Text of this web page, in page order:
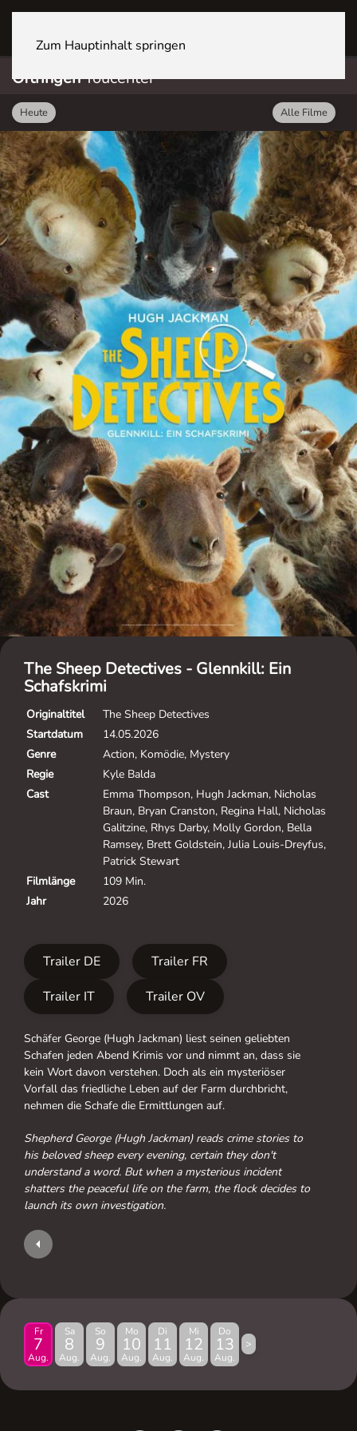
Zum Hauptinhalt springen
OftringenYoucenter
Heute Alle Filme
The Sheep Detectives - Glennkill: Ein
Schafskrimi
Originaltitel
The Sheep Detectives
Startdatum
14.05.2026
Genre
Action, Komödie, Mystery
Regie
Kyle Balda
Cast
Emma Thompson, Hugh Jackman, Nicholas
Braun, Bryan Cranston, Regina Hall, Nicholas
Galitzine, Rhys Darby, Molly Gordon, Bella
Ramsey, Brett Goldstein, Julia Louis-Dreyfus,
Patrick Stewart
Filmlänge
109 Min.
Jahr
2026
Trailer DE
Trailer FR
Trailer IT
Trailer OV
Schäfer George (Hugh Jackman) liest seinen geliebten
Schafen jeden Abend Krimis vor und nimmt an, dass sie
kein Wort davon verstehen. Doch als ein mysteriöser
Vorfall das friedliche Leben auf der Farm durchbricht,
nehmen die Schafe die Ermittlungen auf.
Shepherd George (Hugh Jackman) reads crime stories to
his beloved sheep every evening, certain they don't
understand a word. But when a mysterious incident
shatters the peaceful life on the farm, the flock decides to
launch its own investigation.
Fr
7
Aug.
Sa
8
Aug.
So
9
Aug.
Mo
10
Aug.
Di
11
Aug.
Mi
12
Aug.
Do
13
Aug.
>